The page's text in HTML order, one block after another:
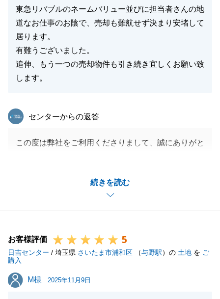
東急リバブルのネームバリュー並びに担当者さんの地
道なお仕事のお陰で、売却も難航せず決まり安堵して
居ります。
有難うございました。
追伸、もう一つの売却物件も引き続き宜しくお願い致
します。
続きを読む
東急リバブル
センターからの返答
この度は弊社をご利用くださりまして、誠にありがと
光栄に思っております。
ご契約からはあっという間でございましたが、ご契約
までの相続登記やお荷物の整理など、迅速にお手続き
現在進行中の物件につきましても、全力でサポートさ
せていただきます。
その他、何か不動産のことでお悩み事がありました
ら、いつでもお気軽にご相談くださいませ。
お客様評価 5
日吉センター / 埼玉県 さいたま市浦和区 （与野駅）の 土地 を ご
購入
M様
M様 2025年11月9日